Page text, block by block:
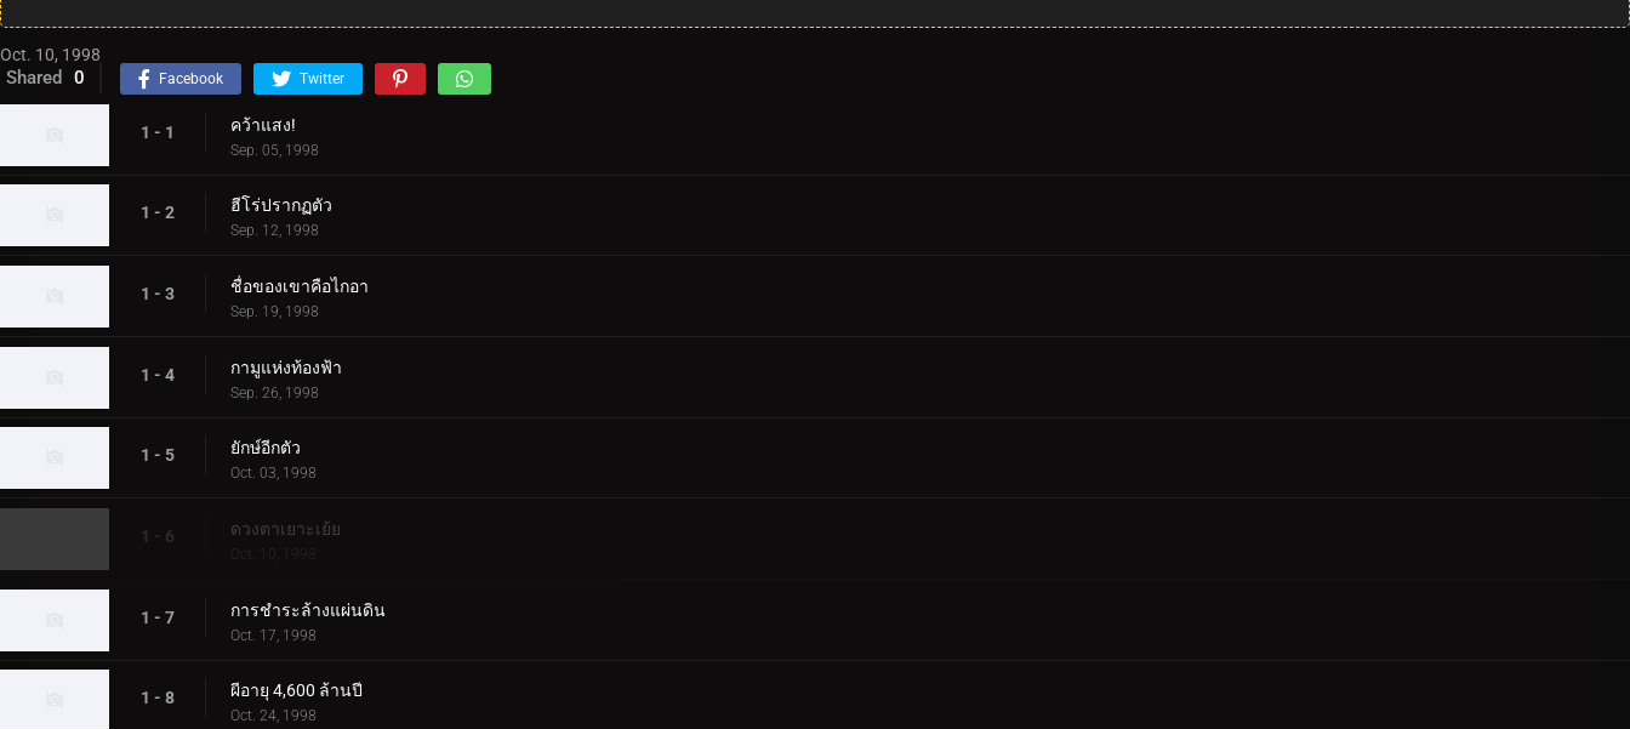
Oct. 10, 1998
Shared 0 Facebook Twitter
1 - 1 คว้าแสง!
Sep. 05, 1998
1 - 2 ฮีโร่ปรากฏตัว
Sep. 12, 1998
1 - 3 ชื่อของเขาคือไกอา
Sep. 19, 1998
1 - 4 กามูแห่งท้องฟ้า
Sep. 26, 1998
1 - 5 ยักษ์อีกตัว
Oct. 03, 1998
1 - 6 ดวงตาเยาะเย้ย
Oct. 10, 1998
1 - 7 การชำระล้างแผ่นดิน
Oct. 17, 1998
1 - 8 ผีอายุ 4,600 ล้านปี
Oct. 24, 1998